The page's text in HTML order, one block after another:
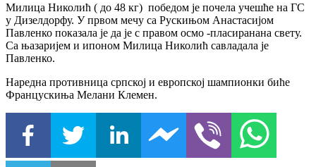
Милица Николић ( до 48 кг) победом је почела учешће на ГС
у Дизелдорфу. У првом мечу са Рускињом Анастасијом
Павленко показала је да је с правом осмо -пласиранана свету.
Са њазаријем и ипоном Милица Николић савладала је
Павленко.
Наредна противница српској и европској шампионки биће
Францускиња Мелани Клемен.